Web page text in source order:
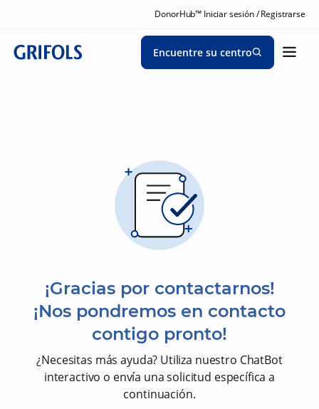
DonorHub™ Iniciar sesión / Registrarse
Encuentre su centro
¡Gracias por contactarnos!
¡Nos pondremos en contacto
contigo pronto!
¿Necesitas más ayuda? Utiliza nuestro ChatBot
interactivo o envía una solicitud específica a
continuación.